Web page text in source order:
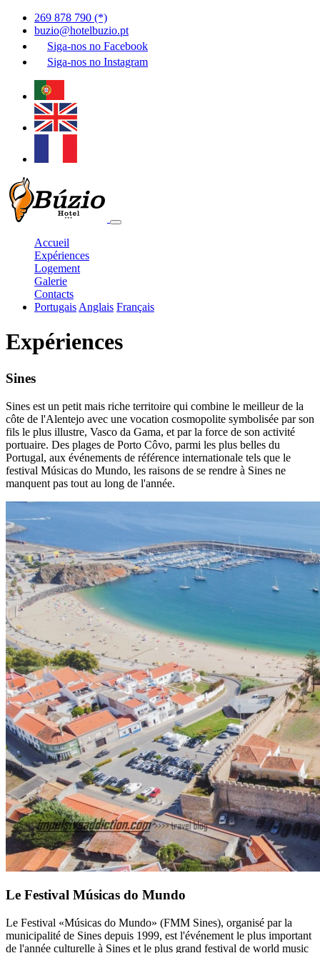
269 878 790 (*)
buzio@hotelbuzio.pt
Siga-nos no Facebook
Siga-nos no Instagram
Accueil
Expériences
Logement
Galerie
Contacts
Portugais Anglais Français
Expériences
Sines
Sines est un petit mais riche territoire qui combine le meilleur de la
côte de l'Alentejo avec une vocation cosmopolite symbolisée par son
fils le plus illustre, Vasco da Gama, et par la force de son activité
portuaire. Des plages de Porto Côvo, parmi les plus belles du
Portugal, aux événements de référence internationale tels que le
festival Músicas do Mundo, les raisons de se rendre à Sines ne
manquent pas tout au long de l'année.
Le Festival Músicas do Mundo
Le Festival «Músicas do Mundo» (FMM Sines), organisé par la
municipalité de Sines depuis 1999, est l'événement le plus important
de l'année culturelle à Sines et le plus grand festival de world music